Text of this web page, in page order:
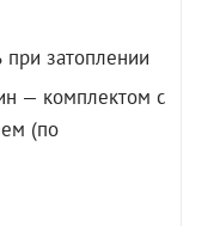
при затоплении
— комплектом с
(по